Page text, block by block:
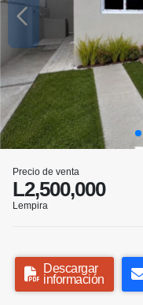
Precio de venta
L2,500,000
Lempira
Descargar
información